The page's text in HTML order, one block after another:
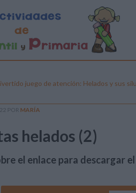
juego de atención: Helados y sus
POR MARÍA
helados (2)
el enlace para descargar